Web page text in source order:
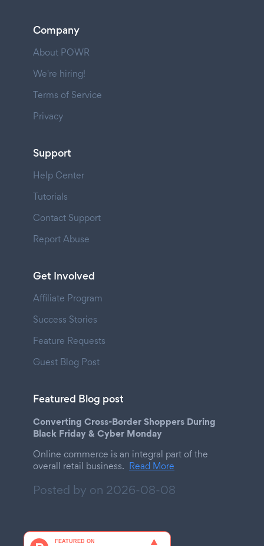
Company
About POWR
We're hiring!
Terms of Service
Privacy
Support
Help Center
Tutorials
Contact Support
Report Abuse
Get Involved
Affiliate Program
Success Stories
Feature Requests
Guest Blog Post
Featured Blog post
Converting Cross-Border Shoppers During
Black Friday & Cyber Monday
Online commerce is an integral part of the
overall retail business. Read More
Posted by on 2026-08-08